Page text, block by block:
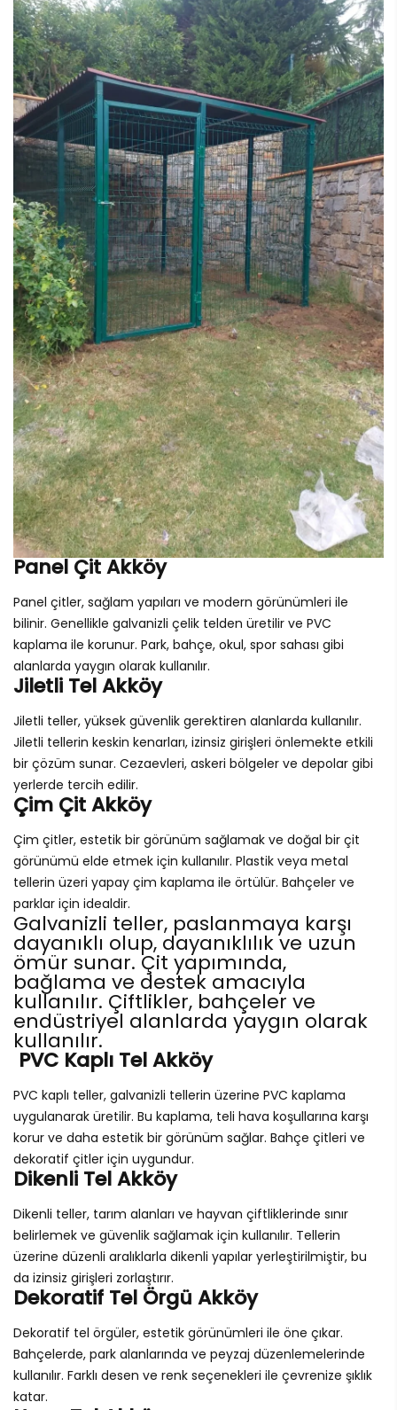
Panel Çit Akköy
Panel çitler, sağlam yapıları ve modern görünümleri ile
bilinir. Genellikle galvanizli çelik telden üretilir ve PVC
kaplama ile korunur. Park, bahçe, okul, spor sahası gibi
alanlarda yaygın olarak kullanılır.
Jiletli Tel Akköy
Jiletli teller, yüksek güvenlik gerektiren alanlarda kullanılır.
Jiletli tellerin keskin kenarları, izinsiz girişleri önlemekte etkili
bir çözüm sunar. Cezaevleri, askeri bölgeler ve depolar gibi
yerlerde tercih edilir.
Çim Çit Akköy
Çim çitler, estetik bir görünüm sağlamak ve doğal bir çit
görünümü elde etmek için kullanılır. Plastik veya metal
tellerin üzeri yapay çim kaplama ile örtülür. Bahçeler ve
parklar için idealdir.
Galvanizli teller, paslanmaya karşı
dayanıklı olup, dayanıklılık ve uzun
ömür sunar. Çit yapımında,
bağlama ve destek amacıyla
kullanılır. Çiftlikler, bahçeler ve
endüstriyel alanlarda yaygın olarak
kullanılır.
PVC Kaplı Tel Akköy
PVC kaplı teller, galvanizli tellerin üzerine PVC kaplama
uygulanarak üretilir. Bu kaplama, teli hava koşullarına karşı
korur ve daha estetik bir görünüm sağlar. Bahçe çitleri ve
dekoratif çitler için uygundur.
Dikenli Tel Akköy
Dikenli teller, tarım alanları ve hayvan çiftliklerinde sınır
belirlemek ve güvenlik sağlamak için kullanılır. Tellerin
üzerine düzenli aralıklarla dikenli yapılar yerleştirilmiştir, bu
da izinsiz girişleri zorlaştırır.
Dekoratif Tel Örgü Akköy
Dekoratif tel örgüler, estetik görünümleri ile öne çıkar.
Bahçelerde, park alanlarında ve peyzaj düzenlemelerinde
kullanılır. Farklı desen ve renk seçenekleri ile çevrenize şıklık
katar.